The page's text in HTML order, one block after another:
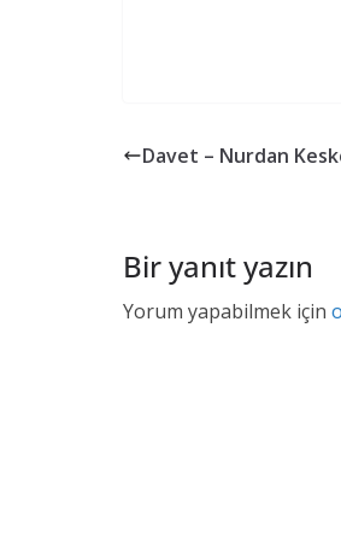
Davet – Nurdan
Bir yanıt yazın
Yorum yapabilmek için